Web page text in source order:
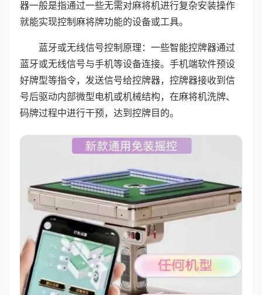
器一般是指通过一些无需对麻将机进行复杂安装操作
就能实现控制麻将牌功能的设备或工具。
蓝牙或无线信号控制原理：一些智能控牌器通过
蓝牙或无线信号与手机等设备连接。手机端软件预设
好牌型等指令，发送信号给控牌器，控牌器接收到信
号后驱动内部微型电机或机械结构，在麻将机洗牌、
码牌过程中进行干预，达到控牌目的。